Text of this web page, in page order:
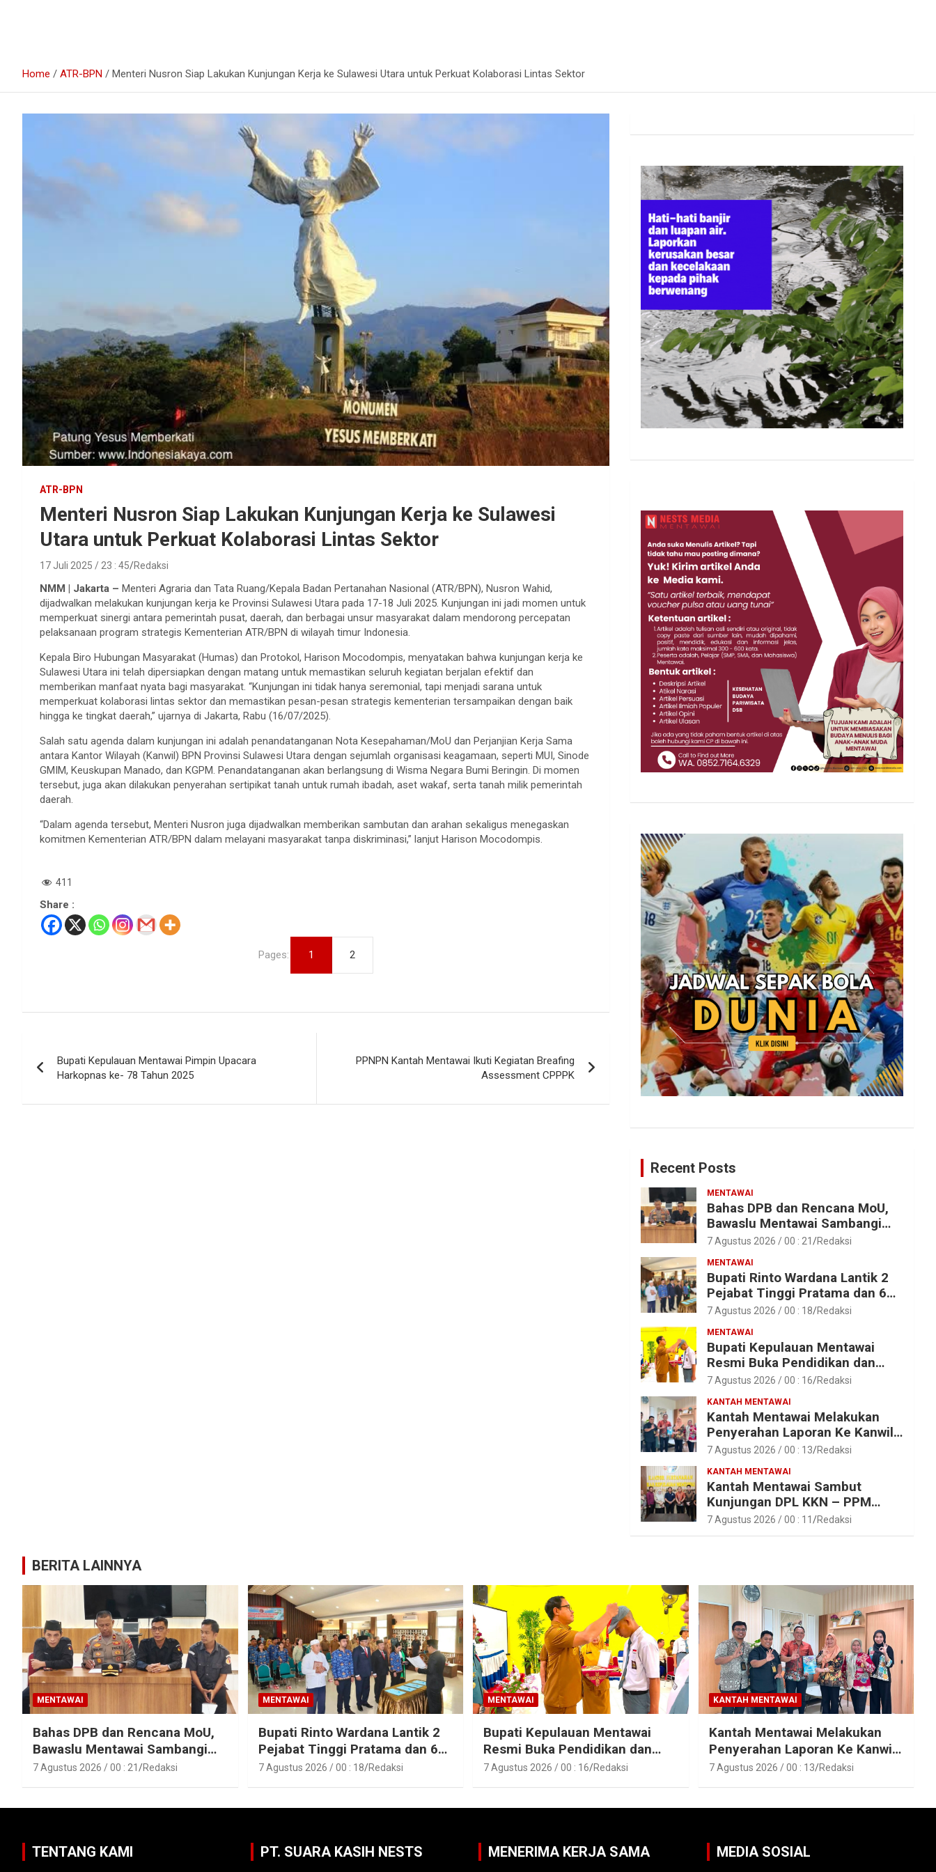
Home ATR-BPN Menteri Nusron Siap Lakukan Kunjungan Kerja ke Sulawesi Utara untuk Perkuat Kolaborasi Lintas Sektor
ATR-BPN
Menteri Nusron Siap Lakukan Kunjungan Kerja ke Sulawesi
Utara untuk Perkuat Kolaborasi Lintas Sektor
17 Juli 2025 / 23 : 45 Redaksi
NMM | Jakarta – Menteri Agraria dan Tata Ruang/Kepala Badan Pertanahan Nasional (ATR/BPN), Nusron Wahid,
dijadwalkan melakukan kunjungan kerja ke Provinsi Sulawesi Utara pada 17-18 Juli 2025. Kunjungan ini jadi momen untuk
memperkuat sinergi antara pemerintah pusat, daerah, dan berbagai unsur masyarakat dalam mendorong percepatan
pelaksanaan program strategis Kementerian ATR/BPN di wilayah timur Indonesia.
Kepala Biro Hubungan Masyarakat (Humas) dan Protokol, Harison Mocodompis, menyatakan bahwa kunjungan kerja ke
Sulawesi Utara ini telah dipersiapkan dengan matang untuk memastikan seluruh kegiatan berjalan efektif dan
memberikan manfaat nyata bagi masyarakat. “Kunjungan ini tidak hanya seremonial, tapi menjadi sarana untuk
memperkuat kolaborasi lintas sektor dan memastikan pesan-pesan strategis kementerian tersampaikan dengan baik
hingga ke tingkat daerah,” ujarnya di Jakarta, Rabu (16/07/2025).
Salah satu agenda dalam kunjungan ini adalah penandatanganan Nota Kesepahaman/MoU dan Perjanjian Kerja Sama
antara Kantor Wilayah (Kanwil) BPN Provinsi Sulawesi Utara dengan sejumlah organisasi keagamaan, seperti MUI, Sinode
GMIM, Keuskupan Manado, dan KGPM. Penandatanganan akan berlangsung di Wisma Negara Bumi Beringin. Di momen
tersebut, juga akan dilakukan penyerahan sertipikat tanah untuk rumah ibadah, aset wakaf, serta tanah milik pemerintah
daerah.
“Dalam agenda tersebut, Menteri Nusron juga dijadwalkan memberikan sambutan dan arahan sekaligus menegaskan
komitmen Kementerian ATR/BPN dalam melayani masyarakat tanpa diskriminasi,” lanjut Harison Mocodompis.
411
Share :
Pages: 1 2
pos
Bupati Kepulauan Mentawai Pimpin Upacara
Harkopnas ke- 78 Tahun 2025
PPNPN Kantah Mentawai Ikuti Kegiatan Breafing
Assessment CPPPK
Recent Posts
MENTAWAI
Bahas DPB dan Rencana MoU,
Bawaslu Mentawai Sambangi
Polres Mentawai
7 Agustus 2026 / 00 : 21 Redaksi
MENTAWAI
Bupati Rinto Wardana Lantik 2
Pejabat Tinggi Pratama dan 6
Pejabat Fungsional di
Mentawai
7 Agustus 2026 / 00 : 18 Redaksi
MENTAWAI
Bupati Kepulauan Mentawai
Resmi Buka Pendidikan dan
Pelatihan Calon Paskibraka
7 Agustus 2026 / 00 : 16 Redaksi
KANTAH MENTAWAI
Kantah Mentawai Melakukan
Penyerahan Laporan Ke Kanwil
Kemen ATR/BPN RI Sumbar
7 Agustus 2026 / 00 : 13 Redaksi
KANTAH MENTAWAI
Kantah Mentawai Sambut
Kunjungan DPL KKN – PPM
Unand
7 Agustus 2026 / 00 : 11 Redaksi
BERITA LAINNYA
MENTAWAI
Bahas DPB dan Rencana MoU,
Bawaslu Mentawai Sambangi
Polres Mentawai
7 Agustus 2026 / 00 : 21 Redaksi
MENTAWAI
Bupati Rinto Wardana Lantik 2
Pejabat Tinggi Pratama dan 6
Pejabat Fungsional di
7 Agustus 2026 / 00 : 18 Redaksi
MENTAWAI
Bupati Kepulauan Mentawai
Resmi Buka Pendidikan dan
Pelatihan Calon Paskibraka
7 Agustus 2026 / 00 : 16 Redaksi
KANTAH MENTAWAI
Kantah Mentawai Melakukan
Penyerahan Laporan Ke Kanwil
Kemen ATR/BPN RI Sumbar
7 Agustus 2026 / 00 : 13 Redaksi
TENTANG KAMI PT. SUARA KASIH NESTS MENERIMA KERJA SAMA MEDIA SOSIAL